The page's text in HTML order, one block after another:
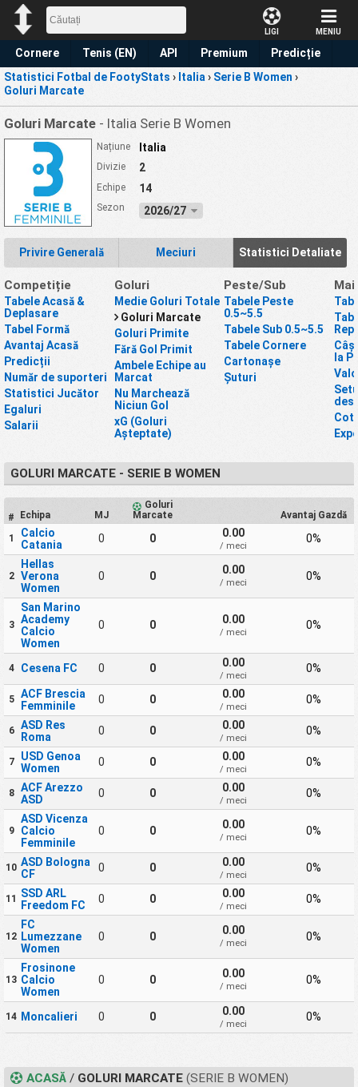
LIGI MENIU
Cornere Tenis (EN) API Premium
Predicție
Statistici Fotbal de FootyStats › Italia › Serie B Women ›
Goluri Marcate
Goluri Marcate - Italia Serie B Women
Națiune Italia
Divizie 2
Echipe 14
Sezon 2026/27
Privire Generală Meciuri Statistici Detaliate
Competiție
Tabele Acasă &
Deplasare
Tabel Formă
Avantaj Acasă
Predicții
Număr de suporteri
Statistici Jucător
Egaluri
Salarii
Goluri
Medie Goluri Totale
Goluri Marcate
Goluri Primite
Fără Gol Primit
Ambele Echipe au
Marcat
Nu Marchează
Niciun Gol
xG (Goluri
Așteptate)
Peste/Sub
Tabele Peste
0.5~5.5
Tabele Sub 0.5~5.5
Tabele Cornere
Cartonașe
Șuturi
la
GOLURI MARCATE - SERIE B WOMEN
# Echipa MJ
Goluri
Marcate
Avantaj Gazdă
1
Calcio
Catania
0 0 0.00
/ meci
0%
2
Hellas
Verona
Women
0 0 0.00
/ meci
0%
3
San Marino
Academy
Calcio
Women
0 0 0.00
/ meci
0%
4 Cesena FC 0 0 0.00
/ meci
0%
5
ACF Brescia
Femminile
0 0 0.00
/ meci
0%
6
ASD Res
Roma
0 0 0.00
/ meci
0%
7
USD Genoa
Women
0 0 0.00
/ meci
0%
8
ACF Arezzo
ASD
0 0 0.00
/ meci
0%
9
ASD Vicenza
Calcio
Femminile
0 0 0.00
/ meci
0%
10 ASD Bologna
CF
0 0 0.00
/ meci
0%
11 SSD ARL
Freedom FC
0 0 0.00
/ meci
0%
12
FC
Lumezzane
Women
0 0 0.00
/ meci
0%
13
Frosinone
Calcio
Women
0 0 0.00
/ meci
0%
14 Moncalieri 0 0 0.00
/ meci
0%
ACASĂ /GOLURI MARCATE(SERIE B WOMEN)